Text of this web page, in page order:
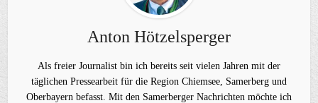
Anton Hötzelsperger
Als freier Journalist bin ich bereits seit vielen Jahren mit der
täglichen Pressearbeit für die Region Chiemsee, Samerberg und
Oberbayern befasst. Mit den Samerberger Nachrichten möchte ich